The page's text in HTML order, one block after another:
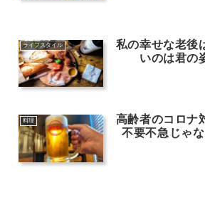
ライフスタイル
私の幸せな老後
いのは君の
料理
高齢者のコロナ
不要不急じゃ